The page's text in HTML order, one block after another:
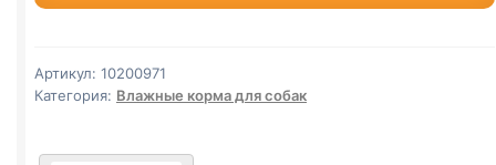
б
ИНДЕЙКА)
паштет
Артикул: 10200971
Категория: Влажные корма для собак